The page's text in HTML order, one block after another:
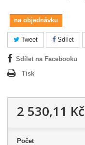
na objednávku
Tweet Sdílet
Sdílet na Facebooku
Tisk
2 530,11 Kč
Počet